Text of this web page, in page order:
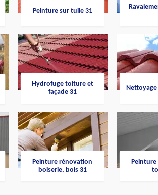
Peinture sur tuile 31
Hydrofuge toiture et
façade 31
Peinture rénovation
boiserie, bois 31
Peinture